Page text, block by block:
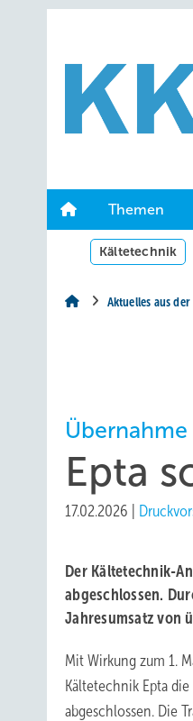
Hauptinhalt
Hauptmenü
Themen
Kältetechnik
Aktuelles aus
Übernahme
Epta
17.02.2026
Der Kältetechnik-
abgeschlossen.
Jahresumsatz von
Mit Wirkung zum 1.
Kältetechnik Epta
abgeschlossen. Die